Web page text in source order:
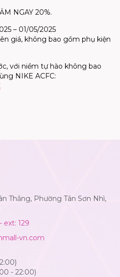
NGAY 20%.
– 01/05/2025
giá, không bao gồm phụ kiện
với niềm tự hào không bao
NIKE ACFC:
Thắng, Phường Tân Sơn Nhì,
ext: 129
vn.com
- 22:00)